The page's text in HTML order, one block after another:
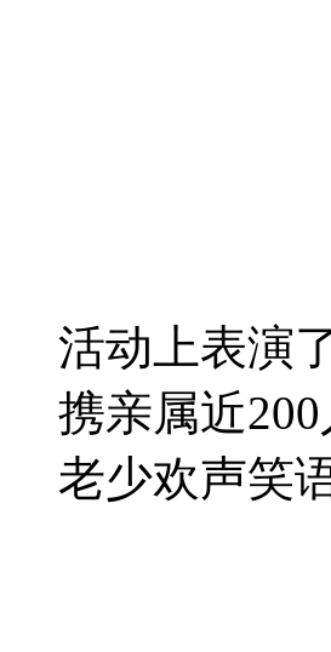
活动上表演
携亲属近
老少欢声笑